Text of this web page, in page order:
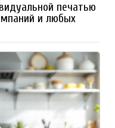
печатью
и любых